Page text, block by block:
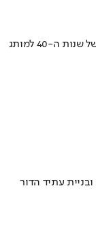
איך אסם הפכה את תקופת הצנע והמחסור הקשה של שנות ה-40 למותג
עתיד הדור